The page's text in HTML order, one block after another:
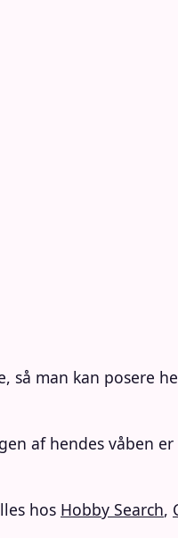
så man kan posere
af hendes våben
hos Hobby Search,